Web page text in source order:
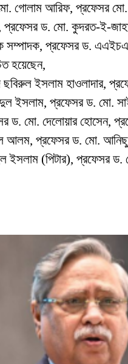
গোলাম আরিফ, প্রফেসর
প্রফেসর ড. মো. কুদরত-ই-
সম্পাদক, প্রফেসর ড.
হয়েছেন,
ছবিরুল ইসলাম হাওলাদার,
ইসলাম, প্রফেসর ড. মো.
ড. মো. দেলোয়ার হোসেন,
প্রফেসর ড. মো. আনিছুর
(পিটার), প্রফেসর ড.